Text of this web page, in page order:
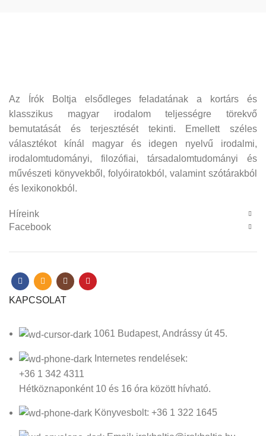
Az Írók Boltja elsődleges feladatának a kortárs és
klasszikus magyar irodalom teljességre törekvő
bemutatását és terjesztését tekinti. Emellett széles
választékot kínál magyar és idegen nyelvű irodalmi,
irodalomtudományi, filozófiai, társadalomtudományi és
művészeti könyvekből, folyóiratokból, valamint szótárakból
és lexikonokból.
Híreink
Facebook
KAPCSOLAT
1061 Budapest, Andrássy út 45.
Internetes rendelések:
+36 1 342 4311
Hétköznaponként 10 és 16 óra között hívható.
Könyvesbolt: +36 1 322 1645